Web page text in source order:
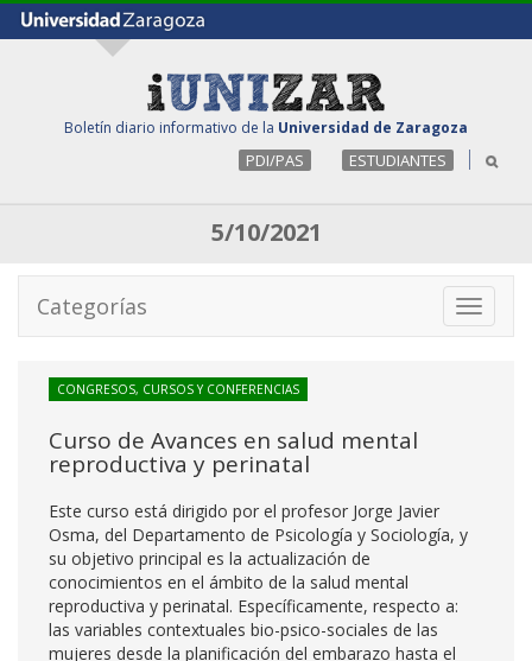
Boletín diario informativo de la Universidad de Zaragoza
PDI/PAS ESTUDIANTES
5/10/2021
Toggle
Categorías
CONGRESOS, CURSOS Y CONFERENCIAS
Curso de Avances en salud mental
reproductiva y perinatal
Este curso está dirigido por el profesor Jorge Javier
Osma, del Departamento de Psicología y Sociología, y
su objetivo principal es la actualización de
conocimientos en el ámbito de la salud mental
reproductiva y perinatal. Específicamente, respecto a:
las variables contextuales bio-psico-sociales de las
mujeres desde la planificación del embarazo hasta el